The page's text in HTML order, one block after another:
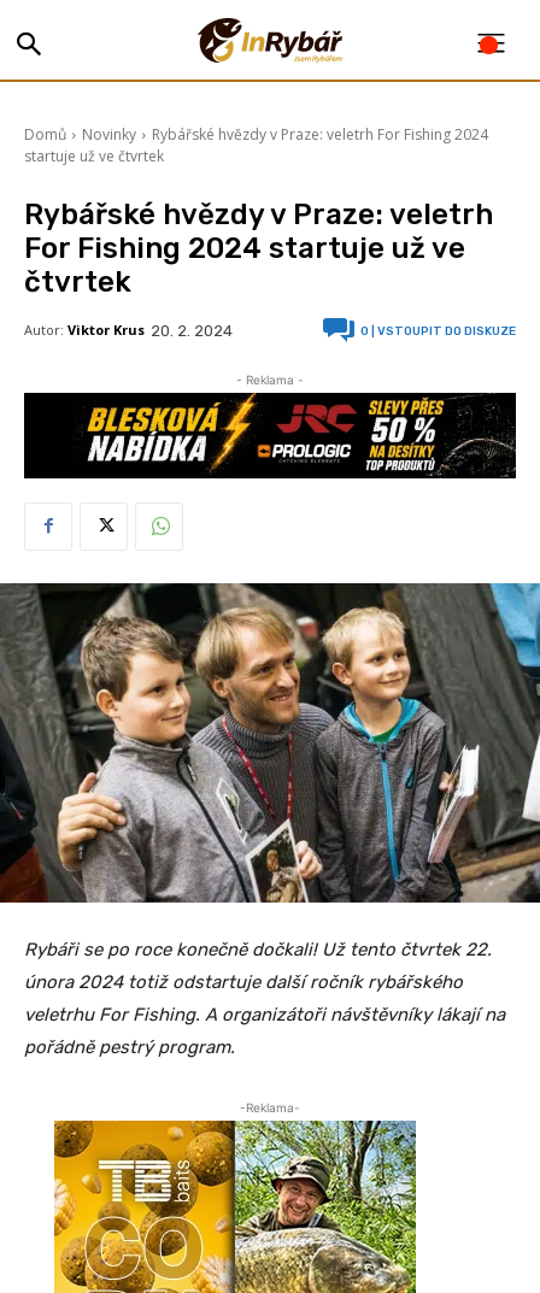
Domů Novinky
Rybářské hvězdy v Praze: veletrh For Fishing 2024
startuje už ve čtvrtek
Rybářské hvězdy v Praze: veletrh
For Fishing 2024 startuje už ve
čtvrtek
Autor: Viktor Krus 20. 2. 2024 0 | VSTOUPIT DO DISKUZE
- Reklama -
Rybáři se po roce konečně dočkali! Už tento čtvrtek 22.
února 2024 totiž odstartuje další ročník rybářského
veletrhu For Fishing. A organizátoři návštěvníky lákají na
pořádně pestrý program.
-Reklama-